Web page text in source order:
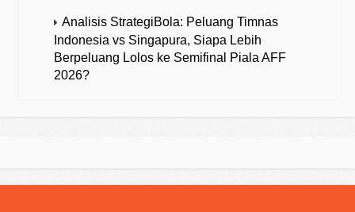
Analisis StrategiBola: Peluang Timnas
Indonesia vs Singapura, Siapa Lebih
Berpeluang Lolos ke Semifinal Piala AFF
2026?